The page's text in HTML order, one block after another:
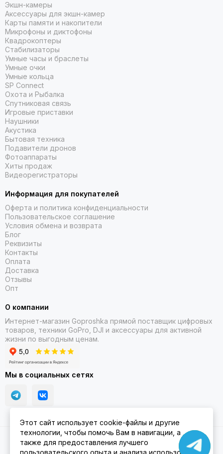
Экшн-камеры
Аксессуары для экшн-камер
Карты памяти и накопители
Микрофоны и диктофоны
Квадрокоптеры
Стабилизаторы
Умные часы и браслеты
Умные очки
Умные кольца
SP Connect
Охота и Рыбалка
Спутниковая связь
Игровые приставки
Наушники
Акустика
Бытовая техника
Подавители дронов
Фотоаппараты
Хиты продаж
Видеорегистраторы
Информация для покупателей
Оферта и политика конфиденциальности
Пользовательское соглашение
Условия обмена и возврата
Блог
Реквизиты
Контакты
Оплата
Доставка
Отзывы
Опт
О компании
Интернет-магазин Goproshka прямой поставщик цифровых
товаров, техники GoPro, DJI и аксессуары для активной
жизни по выгодным ценам.
Мы в социальных сетях
2026 © Goproshka.ru.Карта сайта
Этот сайт использует cookie-файлы и другие
технологии, чтобы помочь Вам в навигации, а
также для предоставления лучшего
пользовательского опыта и анализа использования